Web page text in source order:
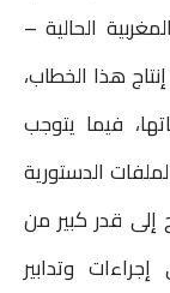
الحالية –
هذا الخطاب،
فيما يتوجب
الدستورية
إلى قدر كبير من
وتدابير